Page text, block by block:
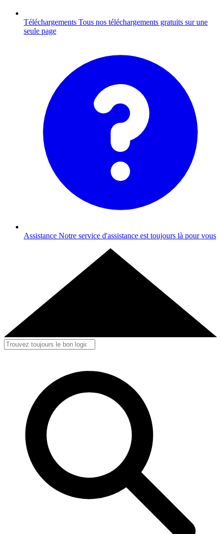
Téléchargements Tous nos téléchargements gratuits sur une
seule page
Assistance Notre service d'assistance est toujours là pour vous